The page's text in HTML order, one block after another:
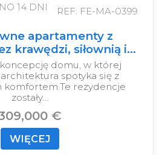
14 DNI REF: FE-MA-0399
apartamenty z
krawędzi, siłownią i
coworkingową
domu, w której
spotyka się z
komfortem. Te rezydencje
zostały…
€
WIĘCEJ